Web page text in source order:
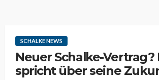
SCHALKE NEWS
Neuer Schalke-Vertrag?
spricht über seine